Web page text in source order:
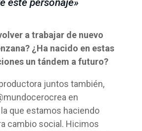
a trabajar de nuevo
¿Ha nacido en estas
un tándem a futuro?
juntos también,
en
que estamos haciendo
cambio social. Hicimos